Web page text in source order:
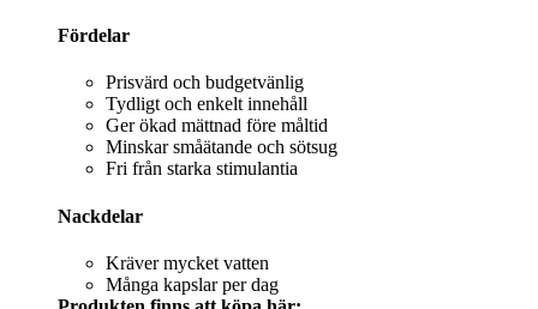
Fördelar
Prisvärd och budgetvänlig
Tydligt och enkelt innehåll
Ger ökad mättnad före måltid
Minskar småätande och sötsug
Fri från starka stimulantia
Nackdelar
Kräver mycket vatten
Många kapslar per dag